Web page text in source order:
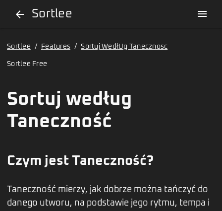
arrow_back Sortlee menu
Sortlee / Features / Sortuj WedłUg Tanecznosc
Sortlee Free
Sortuj według
Taneczność
Czym jest Taneczność?
Taneczność mierzy, jak dobrze można tańczyć do
danego utworu, na podstawie jego rytmu, tempa i